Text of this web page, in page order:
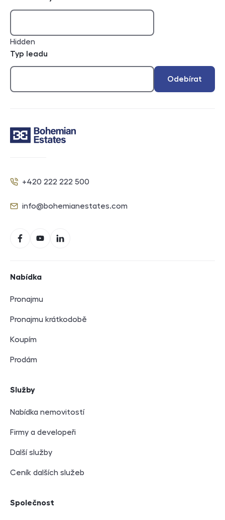
Hidden
Typ leadu
Odebírat
Telefon
+420 222 222 500
E-mail
info@bohemianestates.com
FacebookYouTubeLinkedIn
Nabídka
Pronajmu
Pronajmu krátkodobě
Koupím
Prodám
Služby
Nabídka nemovitostí
Firmy a developeři
Další služby
Ceník dalších služeb
Společnost